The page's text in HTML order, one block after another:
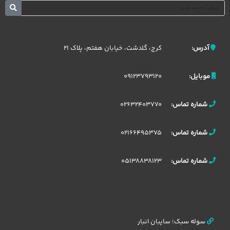
آدرس: کرج، گلدشت، خیابان هفتم، پلاک 21
موبایل: 09123793120
شماره تماس: 02632403770
شماره تماس: 02166495375
شماره تماس: 05138838123
سوله سبک؛ سایبان انبار